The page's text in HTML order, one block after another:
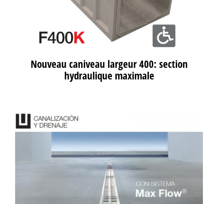
Nouveau caniveau largeur 400: section
hydraulique maximale